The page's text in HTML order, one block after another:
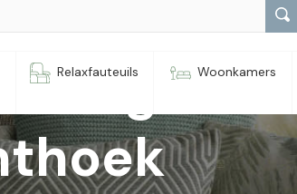
Relaxfauteuils
Woonkamers
Jungle